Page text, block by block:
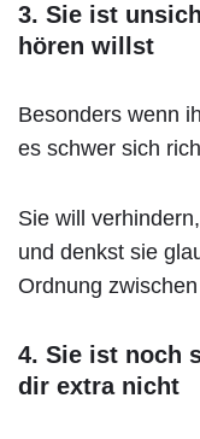
3. Sie ist
hören willst
Besonders wenn
es schwer sich
Sie will
und denkst sie
Ordnung
4. Sie ist noch
dir extra nicht